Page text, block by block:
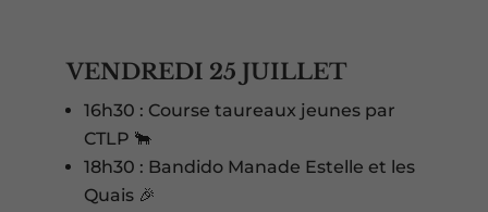
VENDREDI 25 JUILLET
16h30 : Course taureaux jeunes par
CTLP 🐂
18h30 : Bandido Manade Estelle et les
Quais 🎉